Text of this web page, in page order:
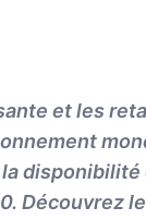
et les
disponibilité
Découvrez